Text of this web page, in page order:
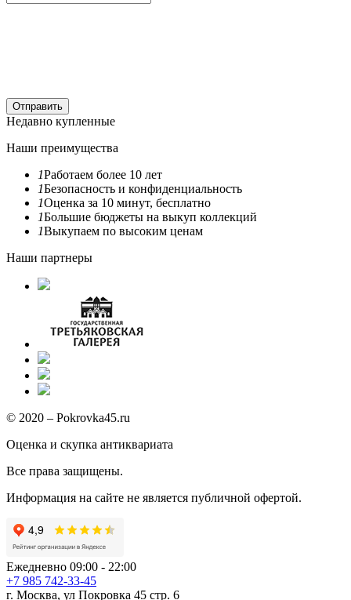
Отправить
Недавно купленные
Наши преимущества
1Работаем более 10 лет
1Безопасность и конфиденциальность
1Оценка за 10 минут, бесплатно
1Большие бюджеты на выкуп коллекций
1Выкупаем по высоким ценам
Наши партнеры
© 2020 – Pokrovka45.ru
Оценка и скупка антиквариата
Все права защищены.
Информация на сайте не является публичной офертой.
Ежедневно 09:00 - 22:00
+7 985 742-33-45
г. Москва, ул Покровка 45 стр. 6